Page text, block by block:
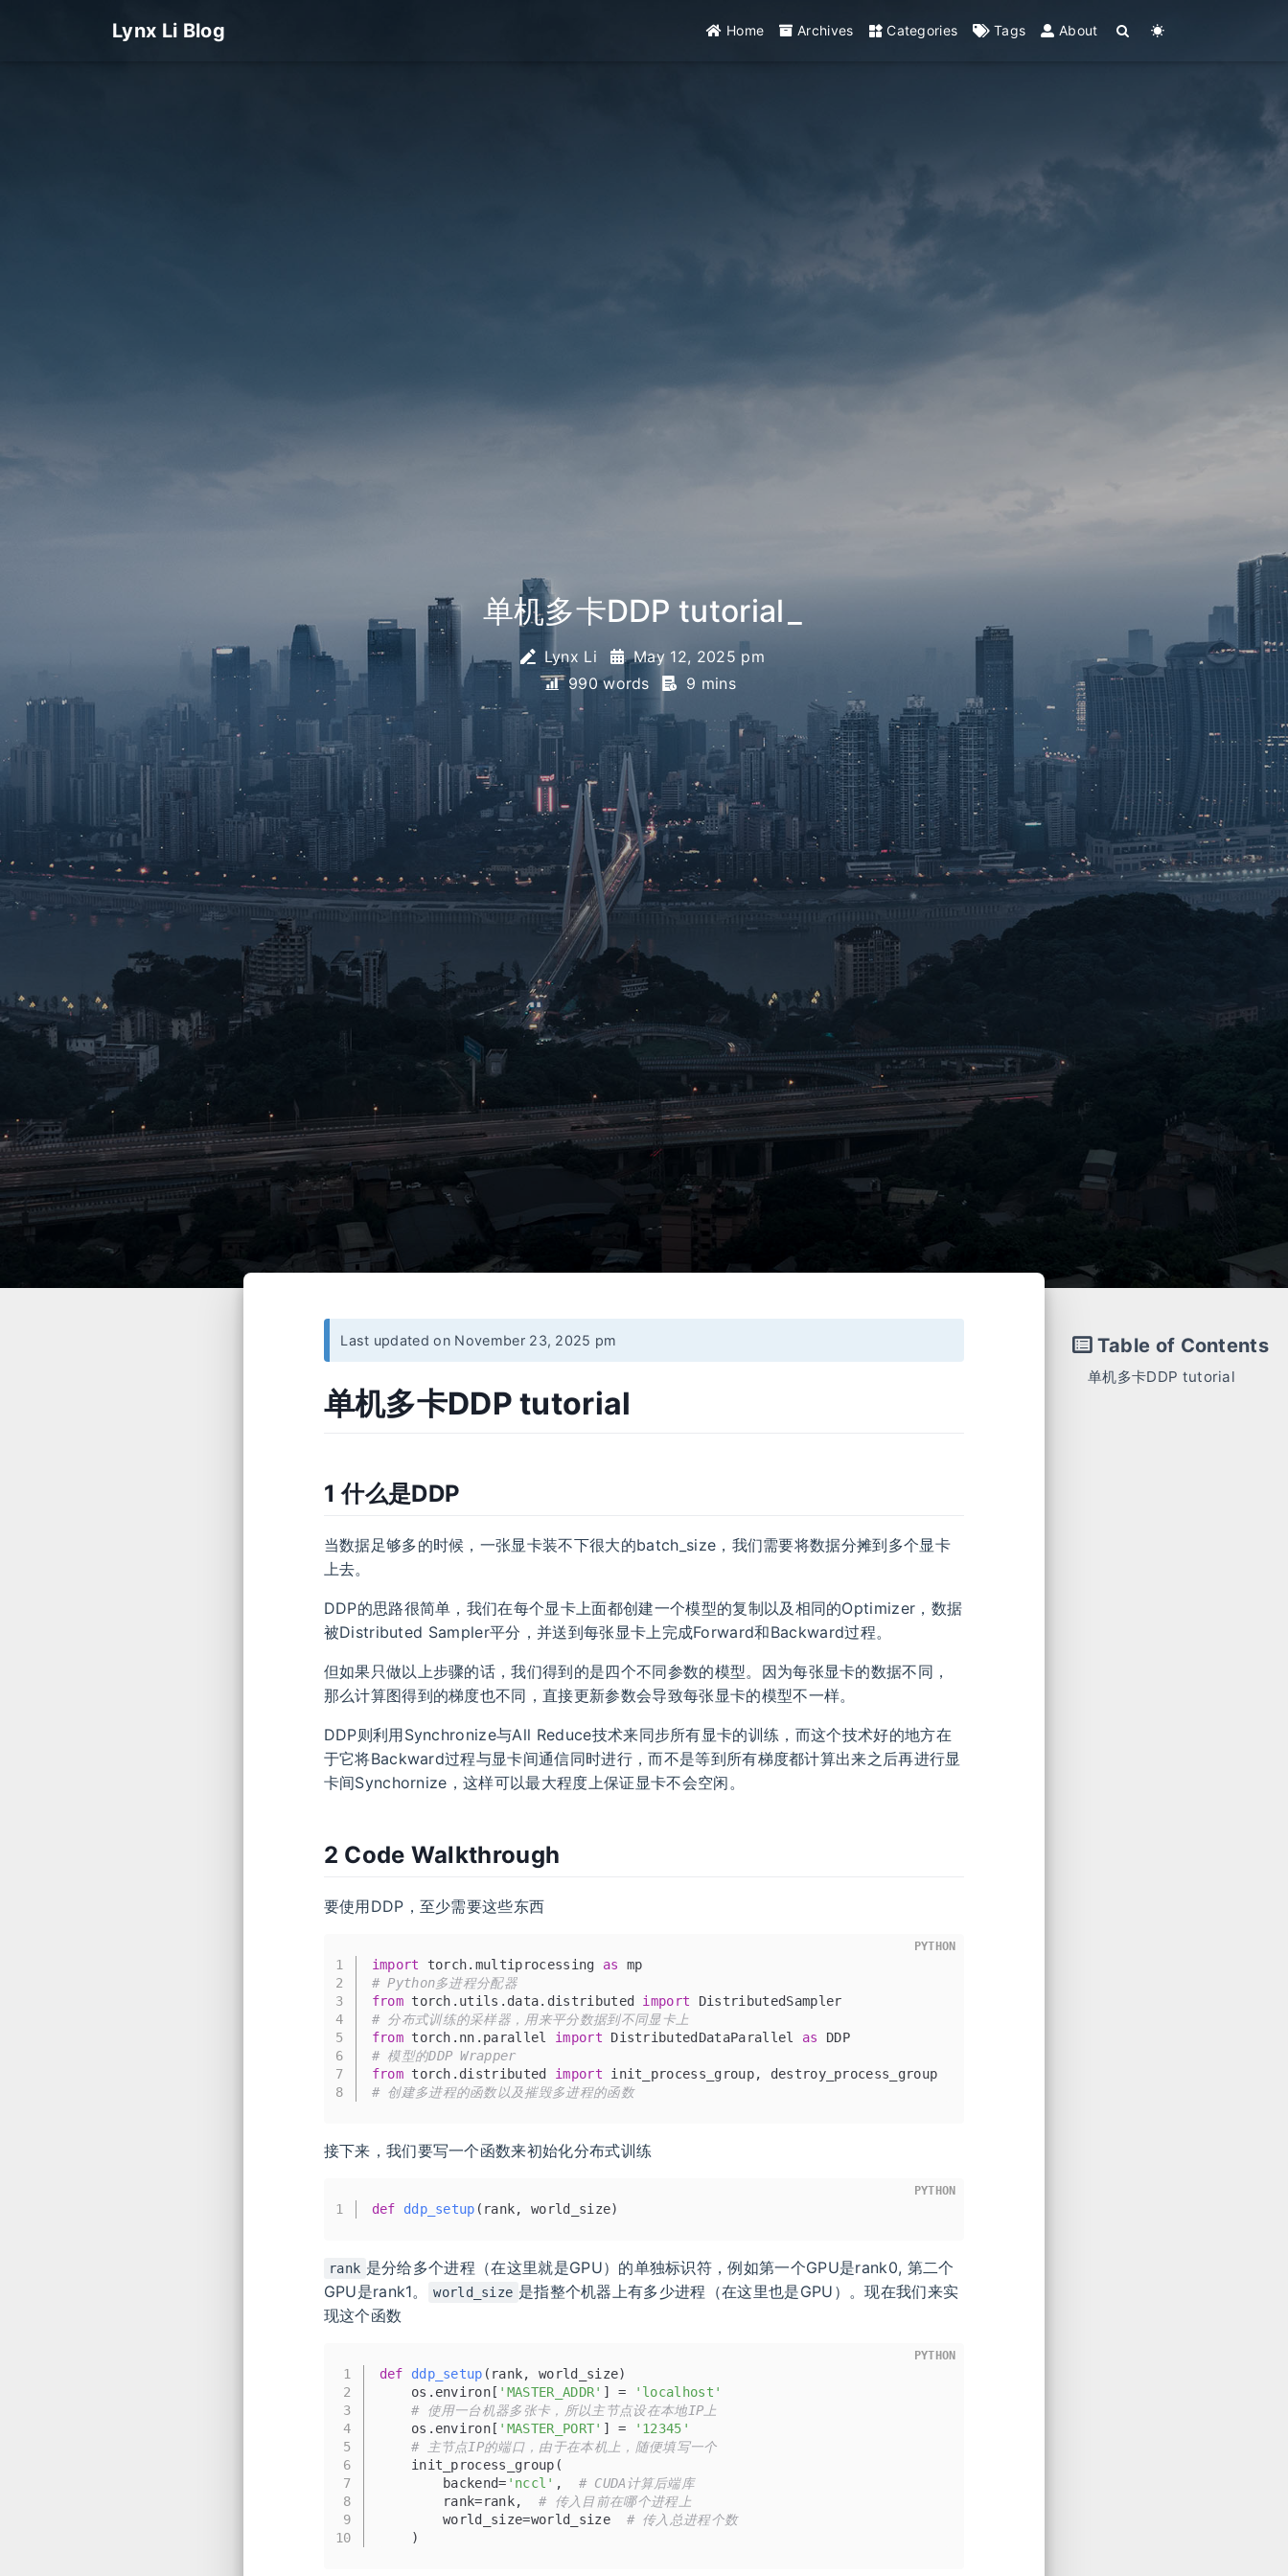
Lynx Li Blog Home Archives Categories Tags About
单机多卡DDP tutorial
Lynx Li
May 12, 2025 pm
990 words
9 mins
Last updated on November 23, 2025 pm
单机多卡DDP tutorial
1 什么是DDP
当数据足够多的时候，一张显卡装不下很大的batch_size，我们需要将数据分摊到多个显卡
上去。
DDP的思路很简单，我们在每个显卡上面都创建一个模型的复制以及相同的Optimizer，数据
被Distributed Sampler平分，并送到每张显卡上完成Forward和Backward过程。
但如果只做以上步骤的话，我们得到的是四个不同参数的模型。因为每张显卡的数据不同，
那么计算图得到的梯度也不同，直接更新参数会导致每张显卡的模型不一样。
DDP则利用Synchronize与All Reduce技术来同步所有显卡的训练，而这个技术好的地方在
于它将Backward过程与显卡间通信同时进行，而不是等到所有梯度都计算出来之后再进行显
卡间Synchornize，这样可以最大程度上保证显卡不会空闲。
2 Code Walkthrough
要使用DDP，至少需要这些东西
1
2
3
4
5
6
7
8
import torch.multiprocessing as mp
# Python多进程分配器
from torch.utils.data.distributed import DistributedSampler
# 分布式训练的采样器，用来平分数据到不同显卡上
from torch.nn.parallel import DistributedDataParallel as DDP
# 模型的DDP Wrapper
from torch.distributed import init_process_group, destroy_process_group
# 创建多进程的函数以及摧毁多进程的函数
PYTHON
接下来，我们要写一个函数来初始化分布式训练
1 def ddp_setup ( rank, world_size)
PYTHON
rank 是分给多个进程（在这里就是GPU）的单独标识符，例如第一个GPU是rank0, 第二个
GPU是rank1。
world_size 是指整个机器上有多少进程（在这里也是GPU）。现在我们来实
现这个函数
1
2
3
4
5
6
7
8
9
10
def ddp_setup ( rank, world_size)
    os.environ[
'MASTER_ADDR' ] =
'localhost'
# 使用一台机器多张卡，所以主节点设在本地IP上
    os.environ[
'MASTER_PORT' ] =
'12345'
# 主节点IP的端口，由于在本机上，随便填写一个
    init_process_group(
        backend=
'nccl' , # CUDA计算后端库
        rank=rank,
# 传入目前在哪个进程上
        world_size=world_size
# 传入总进程个数
    )
PYTHON
Table of Contents
单机多卡DDP tutorial